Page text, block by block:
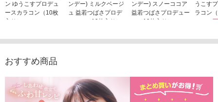
ン ゆうこすプロデュ
ースカラコン（10枚
入り）
ンデー) ミルクベージ
ュ 益若つばさプロデ
ュース（10枚入り）
ンデー) スノーココア
益若つばさプロデュー
ス（10枚入り）
うこす
ラコン
1,705
おすすめ商品